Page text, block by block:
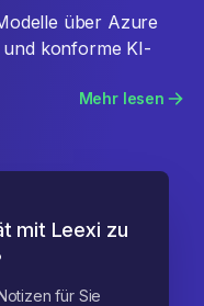
über Azure
konforme KI-
Mehr lesen
mit Leexi zu
für Sie